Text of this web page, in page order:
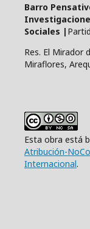
Barro
Sociales |
Res. El Mirador
Miraflores,
Esta obra está
Atribución-
Internacional